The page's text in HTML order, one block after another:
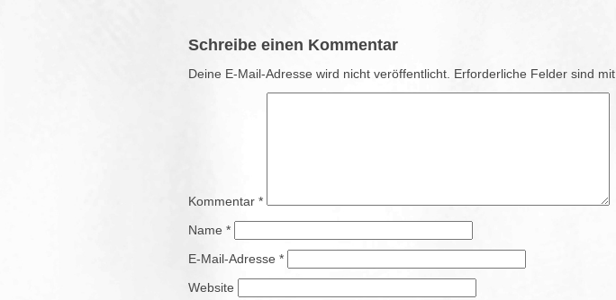
Schreibe einen Kommentar
Deine E-Mail-Adresse wird nicht veröffentlicht. Erforderliche Felder sind mit
Kommentar *
Name *
E-Mail-Adresse *
Website